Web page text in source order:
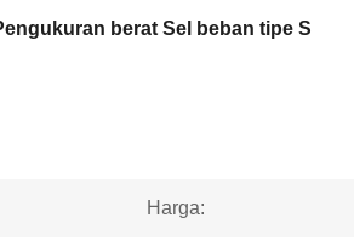
berat Sel beban tipe S
Harga: